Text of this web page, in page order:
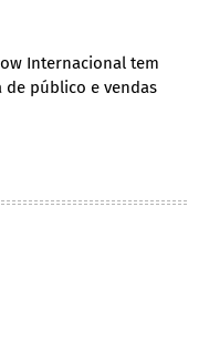
Internacional tem
de público e vendas